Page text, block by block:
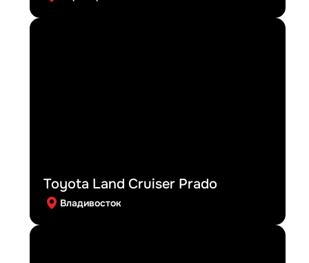
Toyota Land Cruiser Prado
Владивосток